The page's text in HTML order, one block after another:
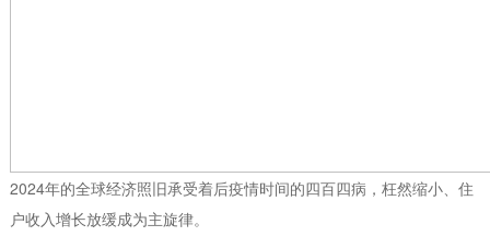
2024年的全球经济照旧承受着后疫情时间的四百四病，枉然缩小、住
户收入增长放缓成为主旋律。